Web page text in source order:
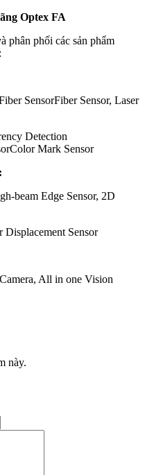
Optex FA
phân phối các sản phẩm
SensorFiber Sensor, Laser
Detection
Mark Sensor
beam Edge Sensor, 2D
Sensor
All in one Vision
này.